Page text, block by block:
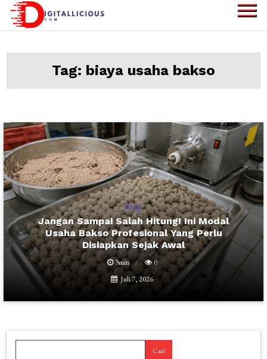
Skip
Information
Tag: biaya usaha bakso
Blog
Jangan Sampai Salah Hitung! Ini Modal
Usaha Bakso Profesional Yang Perlu
Disiapkan Sejak Awal
3min
0
Juli 7, 2026
Cari